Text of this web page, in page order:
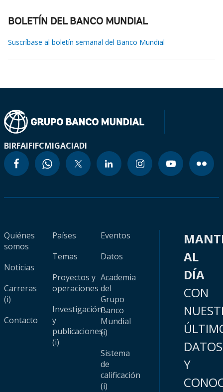
BOLETÍN DEL BANCO MUNDIAL
Suscríbase al boletín semanal del Banco Mundial
BIRFAIFIFCMIGACIADI
Quiénes
somos
Noticias
Carreras
(i)
Contacto
Países
Temas
Proyectos y
operaciones
Investigación
y
publicaciones
(i)
Eventos
Datos
Academia
del
Grupo
Banco
Mundial
(i)
Sistema
de
calificación
(i)
AL
DÍA
CON
DATOS
Y